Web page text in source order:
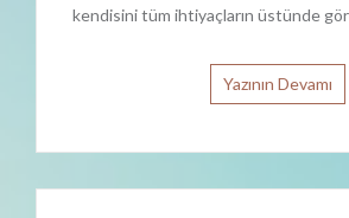
kendisini tüm ihtiyaçların üstünde
Yazının Devamı